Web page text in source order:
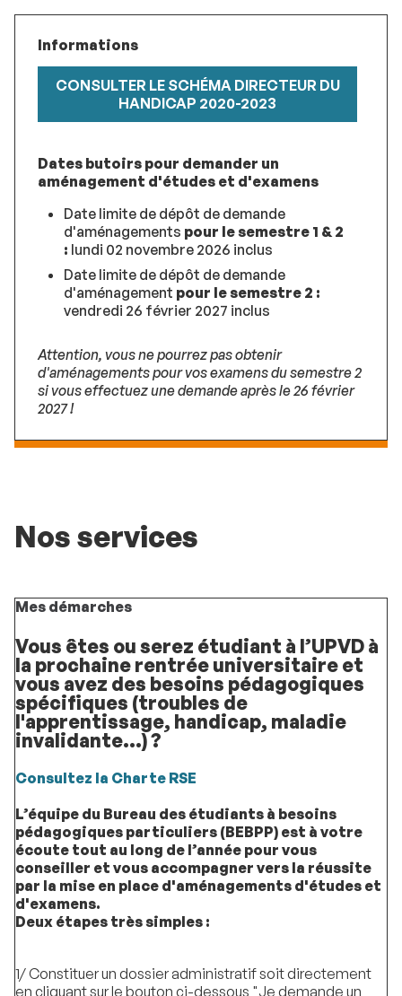
Informations
CONSULTER LE SCHÉMA DIRECTEUR DU
HANDICAP 2020-2023
Dates butoirs pour demander un
aménagement d'études et d'examens
Date limite de dépôt de demande
d'aménagements pour le semestre 1 & 2
: lundi 02 novembre 2026 inclus
Date limite de dépôt de demande
d'aménagement pour le semestre 2 :
vendredi 26 février 2027 inclus
Attention, vous ne pourrez pas obtenir
d'aménagements pour vos examens du semestre 2
si vous effectuez une demande après le 26 février
2027 !
Nos services
Mes démarches
Vous êtes ou serez étudiant à l’UPVD à
la prochaine rentrée universitaire et
vous avez des besoins pédagogiques
spécifiques (troubles de
l'apprentissage, handicap, maladie
invalidante...) ?
Consultez la Charte RSE
L’équipe du Bureau des étudiants à besoins
pédagogiques particuliers (BEBPP) est à votre
écoute tout au long de l’année pour vous
conseiller et vous accompagner vers la réussite
par la mise en place d'aménagements d'études et
d'examens.
Deux étapes très simples :
1/ Constituer un dossier administratif soit directement
en cliquant sur le bouton ci-dessous "Je demande un